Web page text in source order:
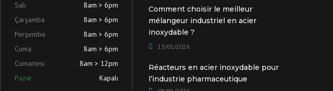
Salı
8am > 6pm
Çarşamba
8am > 6pm
Perşembe
8am > 6pm
Cuma
8am > 6pm
Cumartesi
8am > 12pm
Pazar
Kapalı
Comment choisir le meilleur
mélangeur industriel en acier
inoxydable ?
13/01/2026
Réacteurs en acier inoxydable pour
l’industrie pharmaceutique